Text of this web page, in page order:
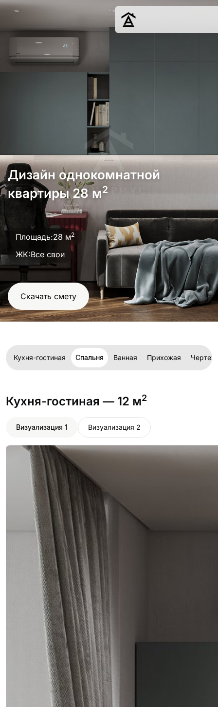
Цены
О нас
Контакты
8 (861) 945-12-
34
Обсудить
проект
Дизайн однокомнатной
квартиры 28 м2
Площадь:28 м2
ЖК:Все свои
Скачать смету
Кухня-гостиная Спальня Ванная Прихожая
Кухня-гостиная — 12 м2
Визуализация 1 Визуализация 2